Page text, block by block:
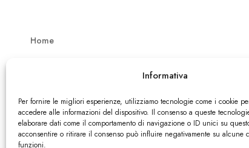
Informativa
Per fornire le migliori esperienze, utilizziamo tecnologie come i cookie
accedere alle informazioni del dispositivo. Il consenso a queste
elaborare dati come il comportamento di navigazione o ID unici su
acconsentire o ritirare il consenso può influire negativamente su alcune
funzioni.
Home
Blog
Inviaci la tua light novel